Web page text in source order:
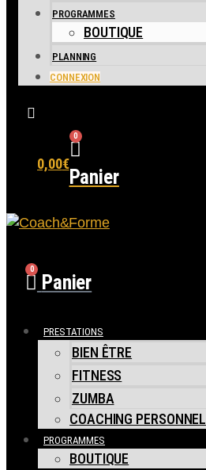
PROGRAMMES
BOUTIQUE
PLANNING
CONNEXION
0,00€
0
Panier
0
Panier
PRESTATIONS
BIEN ÊTRE
FITNESS
ZUMBA
COACHING PERSONNEL
PROGRAMMES
BOUTIQUE